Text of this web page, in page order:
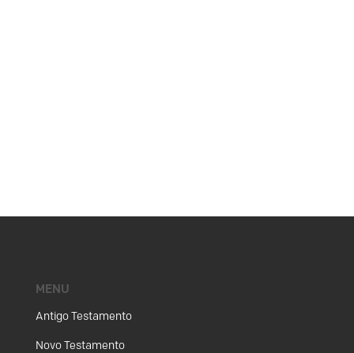
MENU
Antigo Testamento
Novo Testamento